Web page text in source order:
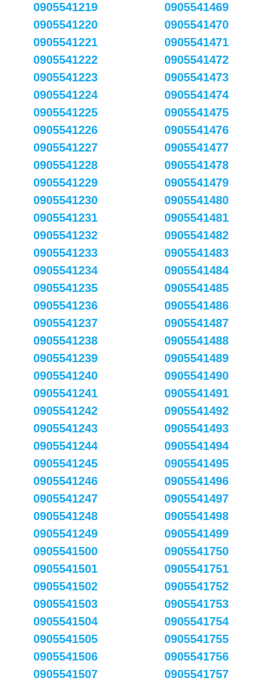
0905541219
0905541220
0905541221
0905541222
0905541223
0905541224
0905541225
0905541226
0905541227
0905541228
0905541229
0905541230
0905541231
0905541232
0905541233
0905541234
0905541235
0905541236
0905541237
0905541238
0905541239
0905541240
0905541241
0905541242
0905541243
0905541244
0905541245
0905541246
0905541247
0905541248
0905541249
0905541469
0905541470
0905541471
0905541472
0905541473
0905541474
0905541475
0905541476
0905541477
0905541478
0905541479
0905541480
0905541481
0905541482
0905541483
0905541484
0905541485
0905541486
0905541487
0905541488
0905541489
0905541490
0905541491
0905541492
0905541493
0905541494
0905541495
0905541496
0905541497
0905541498
0905541499
0905541500
0905541501
0905541502
0905541503
0905541504
0905541505
0905541506
0905541507
0905541750
0905541751
0905541752
0905541753
0905541754
0905541755
0905541756
0905541757